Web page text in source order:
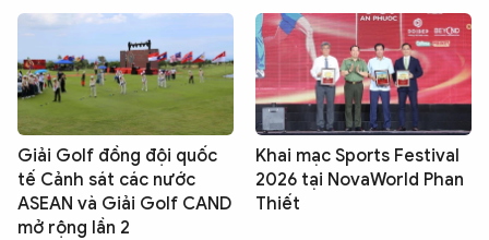
Giải Golf đồng đội quốc
tế Cảnh sát các nước
ASEAN và Giải Golf CAND
mở rộng lần 2
Khai mạc Sports Festival
2026 tại NovaWorld Phan
Thiết